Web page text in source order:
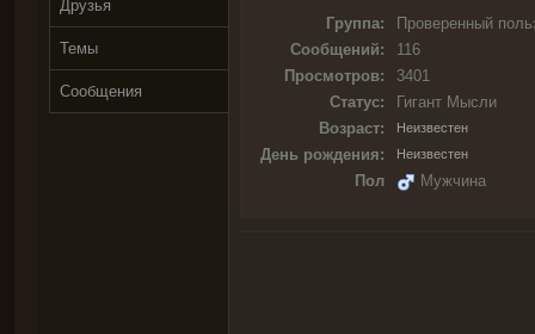
Друзья
Темы
Сообщения
Группа:
Проверенный
Сообщений:
116
Просмотров:
3401
Статус:
Гигант Мысли
Возраст:
Неизвестен
День рождения: Неизвестен
Пол Мужчина